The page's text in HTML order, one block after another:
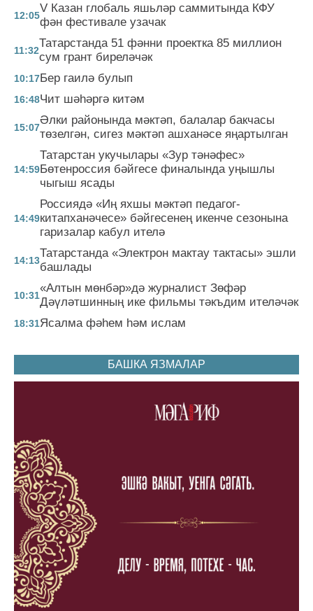
12:05
V Казан глобаль яшьләр саммитында КФУ
фән фестивале узачак
11:32
Татарстанда 51 фәнни проектка 85 миллион
сум грант биреләчәк
10:17Бер гаилә булып
16:48Чит шәһәргә китәм
15:07
Әлки районында мәктәп, балалар бакчасы
төзелгән, сигез мәктәп ашханәсе яңартылган
14:59
Татарстан укучылары «Зур тәнәфес»
Бөтенроссия бәйгесе финалында уңышлы
чыгыш ясады
14:49
Россиядә «Иң яхшы мәктәп педагог-
китапханәчесе» бәйгесенең икенче сезонына
гаризалар кабул ителә
14:13
Татарстанда «Электрон мактау тактасы» эшли
башлады
10:31
«Алтын мөнбәр»дә журналист Зөфәр
Дәүләтшинның ике фильмы тәкъдим ителәчәк
18:31Ясалма фәһем һәм ислам
БАШКА ЯЗМАЛАР